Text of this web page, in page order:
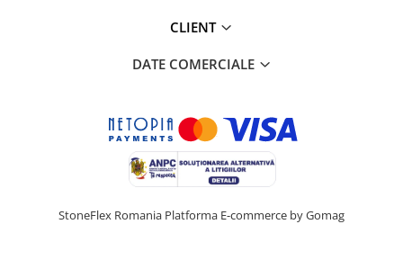
CLIENT
DATE COMERCIALE
StoneFlex Romania Platforma E-commerce by Gomag